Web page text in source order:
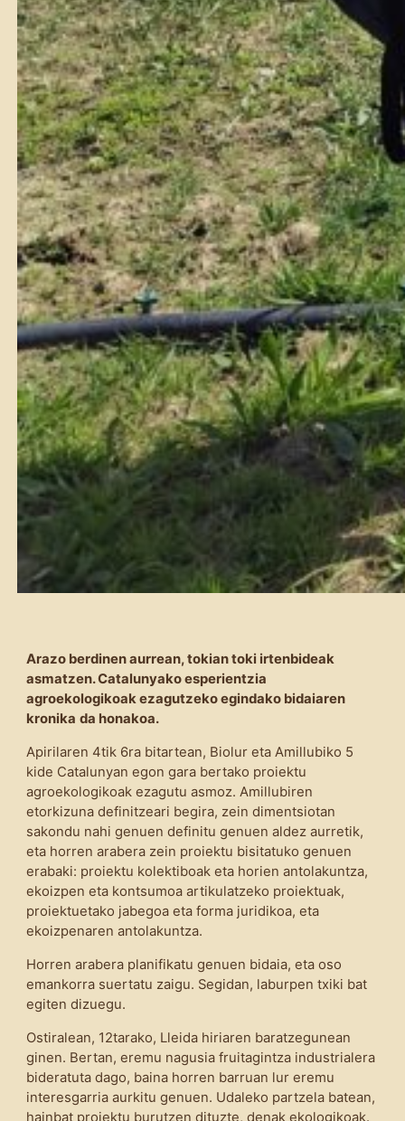
Arazo berdinen aurrean, tokian toki irtenbideak
asmatzen. Catalunyako esperientzia
agroekologikoak ezagutzeko egindako bidaiaren
kronika da honakoa.
Apirilaren 4tik 6ra bitartean, Biolur eta Amillubiko 5
kide Catalunyan egon gara bertako proiektu
agroekologikoak ezagutu asmoz. Amillubiren
etorkizuna definitzeari begira, zein dimentsiotan
sakondu nahi genuen definitu genuen aldez aurretik,
eta horren arabera zein proiektu bisitatuko genuen
erabaki: proiektu kolektiboak eta horien antolakuntza,
ekoizpen eta kontsumoa artikulatzeko proiektuak,
proiektuetako jabegoa eta forma juridikoa, eta
ekoizpenaren antolakuntza.
Horren arabera planifikatu genuen bidaia, eta oso
emankorra suertatu zaigu. Segidan, laburpen txiki bat
egiten dizuegu.
Ostiralean, 12tarako, Lleida hiriaren baratzegunean
ginen. Bertan, eremu nagusia fruitagintza industrialera
bideratuta dago, baina horren barruan lur eremu
interesgarria aurkitu genuen. Udaleko partzela batean,
hainbat proiektu burutzen dituzte, denak ekologikoak.